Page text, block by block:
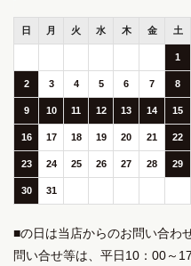
日 月 火 水 木 金 土
1
2 3 4 5 6 7 8
9 10 11 12 13 14 15
16 17 18 19 20 21 22
23 24 25 26 27 28 29
30 31
■の日は当店からのお問い合わ
問い合せ等は、平日10：00～